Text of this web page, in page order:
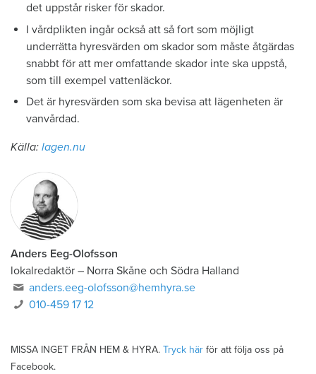
det uppstår risker för skador.
I vårdplikten ingår också att så fort som möjligt
underrätta hyresvärden om skador som måste åtgärdas
snabbt för att mer omfattande skador inte ska uppstå,
som till exempel vattenläckor.
Det är hyresvärden som ska bevisa att lägenheten är
vanvårdad.
Källa: lagen.nu
Anders Eeg-Olofsson
lokalredaktör – Norra Skåne och Södra Halland
anders.eeg-olofsson@hemhyra.se
010-459 17 12
MISSA INGET FRÅN HEM & HYRA. Tryck här för att följa oss på
Facebook.